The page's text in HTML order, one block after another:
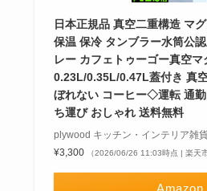
日本正規品 真空二重構造 マ
保温 保冷 タンブラー水筒公
レー カフェトゥーゴー真空マ
0.23L/0.35L/0.47L蓋付き 真
ぼれない コーヒー◇運転 通
ち運び おしゃれ 送料無料
plywood キッチン・インテリア雑
¥3,300
（2026/06/26 11:03時点 | 楽天
Amazon